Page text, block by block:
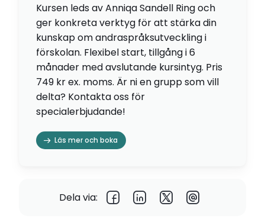
Kursen leds av Anniqa Sandell Ring och
ger konkreta verktyg för att stärka din
kunskap om andraspråksutveckling i
förskolan. Flexibel start, tillgång i 6
månader med avslutande kursintyg. Pris
749 kr ex. moms. Är ni en grupp som vill
delta? Kontakta oss för
specialerbjudande!
Läs mer och boka
Dela via: